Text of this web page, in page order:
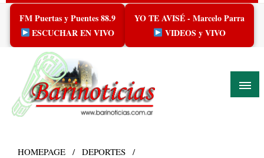
Skip
content
FM Puertas y Puentes 88.9
ESCUCHAR EN VIVO
YO TE AVISÉ - Marcelo Parra
VIDEOS y VIVO
HOMEPAGE DEPORTES